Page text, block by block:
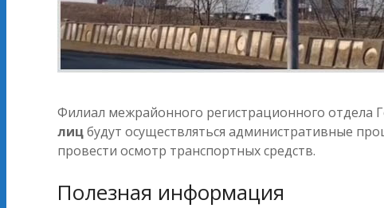
Филиал межрайонного регистрационного отдела
лицбудут осуществляться административные
провести осмотр транспортных средств.
Полезная информация